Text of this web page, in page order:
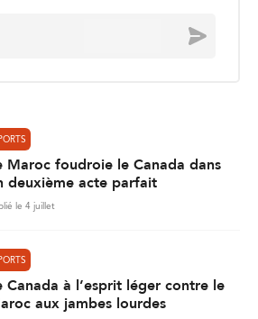
Envoyer
Maroc foudroie le Canada dans
deuxième acte parfait
le 4 juillet
Canada à l’esprit léger contre le
aux jambes lourdes